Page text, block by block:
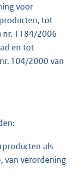
voor
tot
nr. 1184/2006
en tot
104/2000 van
als
van verordening